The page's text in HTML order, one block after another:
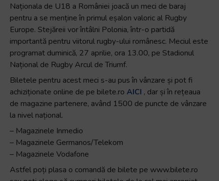
Naționala de U18 a României joacă un meci de baraj
pentru a se menține în primul eșalon valoric al Rugby
Europe. Stejăreii vor întâlni Polonia, într-o partidă
importantă pentru viitorul rugby-ului românesc. Meciul este
programat duminică, 27 aprilie, ora 13.00, pe Stadionul
Național de Rugby Arcul de Triumf.
Biletele pentru acest meci s-au pus în vânzare și pot fi
achiziționate online de pe bilete.ro AICI , dar și în rețeaua
de magazine partenere, având 1500 de puncte de vânzare
la nivel național.
– Magazinele Inmedio
– Magazinele Germanos/Telekom
– Magazinele Vodafone
Astfel poți plasa o comandă de bilete pe www.bilete.ro